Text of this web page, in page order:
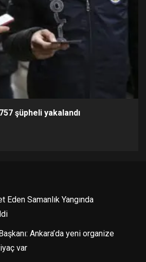
şüpheli yakalandı
Eden Samanlık Yangında
Ankara’da yeni organize
var